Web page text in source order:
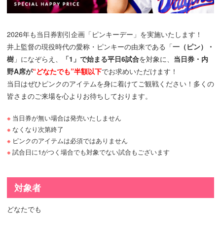
2026年も当日券割引企画「ピンキーデー」を実施いたします！
井上監督の現役時代の愛称・ピンキーの由来である「一（ピン）・
樹 」になぞらえ、 「1」で始まる平日6試合を対象に、 当日券・内
野A席が“どなたでも”半額以下でお求めいただけます！
当日はぜひピンクのアイテムを身に着けてご観戦ください！多くの
皆さまのご来場を心よりお待ちしております。
当日券が無い場合は発売いたしません
なくなり次第終了
ピンクのアイテムは必須ではありません
試合日に1がつく場合でも対象でない試合もございます
対象者
どなたでも